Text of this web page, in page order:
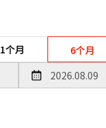
1个月 6个月